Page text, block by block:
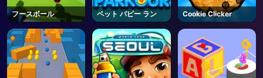
フースボール ペット パピー ラン Cookie Clicker